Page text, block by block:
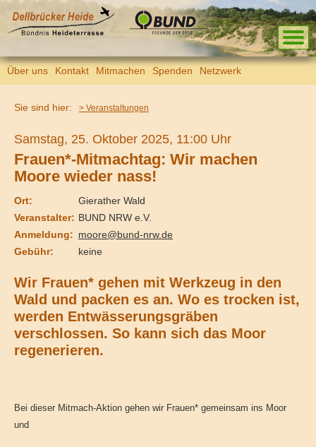
Über uns Kontakt Mitmachen Spenden Netzwerk
Sie sind hier: > Veranstaltungen
Samstag, 25. Oktober 2025, 11:00 Uhr
Frauen*-Mitmachtag: Wir machen
Moore wieder nass!
Ort:
Gierather Wald
Veranstalter: BUND NRW e.V.
Anmeldung: moore@bund-nrw.de
Gebühr:
keine
Wir Frauen* gehen mit Werkzeug in den
Wald und packen es an. Wo es trocken ist,
werden Entwässerungsgräben
verschlossen. So kann sich das Moor
regenerieren.
Bei dieser Mitmach-Aktion gehen wir Frauen* gemeinsam ins Moor
und